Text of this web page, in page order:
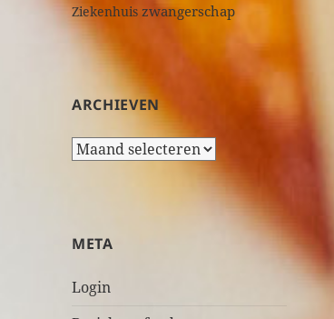
Ziekenhuis zwangerschap
ARCHIEVEN
A
i
v
META
Login